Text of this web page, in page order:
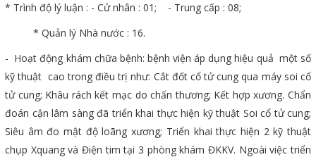
* Trình độ lý luận : - Cử nhân : 01; - Trung cấp : 08;
* Quản lý Nhà nước : 16.
- Hoạt động khám chữa bệnh: bệnh viện áp dụng hiệu quả một số
kỹ thuật cao trong điều trị như: Cắt đốt cổ tử cung qua máy soi cổ
tử cung; Khâu rách kết mạc do chấn thương; Kết hợp xương. Chẩn
đoán cận lâm sàng đã triển khai thực hiện kỹ thuật Soi cổ tử cung;
Siêu âm đo mật độ loãng xương; Triển khai thực hiện 2 kỹ thuật
chụp Xquang và Điện tim tại 3 phòng khám ĐKKV. Ngoài việc triển